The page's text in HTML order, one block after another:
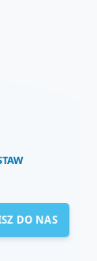
DO NAS